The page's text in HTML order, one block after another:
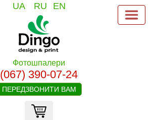
UA RU EN
Фотошпалери
(067) 390-07-24
ПЕРЕДЗВОНИТИ ВАМ